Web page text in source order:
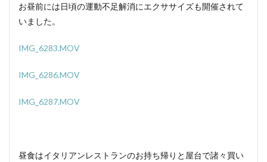
お昼前には日頃の運動不足解消にエクササイズも開催されて
いました。
IMG_6283.MOV
IMG_6286.MOV
IMG_6287.MOV
昼食はイタリアンレストランのお持ち帰りと屋台で諸々買い